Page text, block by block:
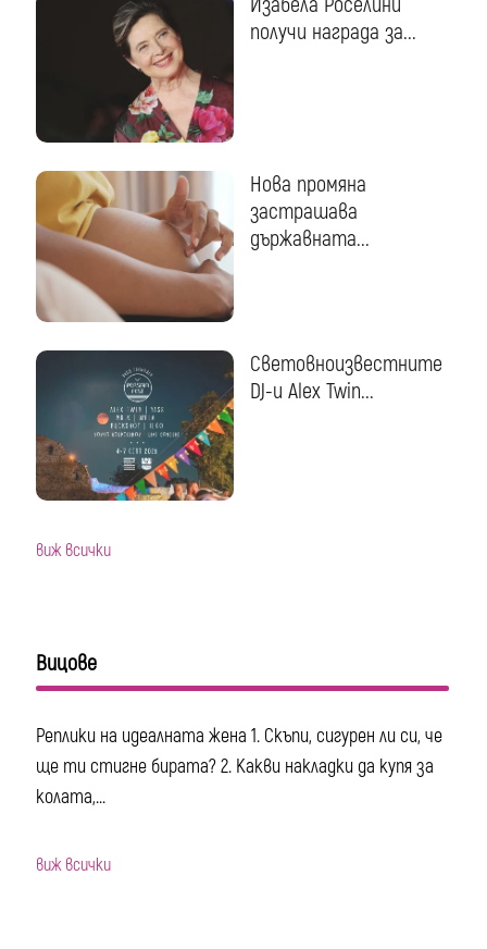
получи награда за...
Нова промяна
застрашава
държавната...
Световноизвестните
DJ-и Alex Twin...
виж всички
Вицове
Реплики на идеалната жена 1. Скъпи, сигурен ли си, че
ще ти стигне бирата? 2. Какви накладки да купя за
колата,...
виж всички